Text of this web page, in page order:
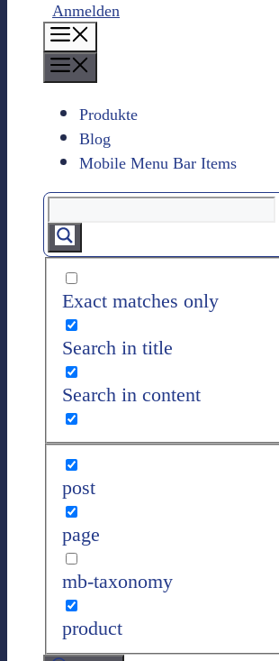
Anmelden
e
n
e
n
ü
Produkte
Blog
Mobile Menu Bar Items
Exact matches only
Search in title
Search in content
post
page
mb-taxonomy
product